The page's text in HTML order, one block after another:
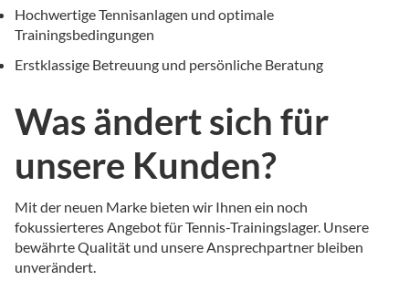
Hochwertige Tennisanlagen und optimale
Trainingsbedingungen
Erstklassige Betreuung und persönliche Beratung
Was ändert sich für
unsere Kunden?
Mit der neuen Marke bieten wir Ihnen ein noch
fokussierteres Angebot für Tennis-Trainingslager. Unsere
bewährte Qualität und unsere Ansprechpartner bleiben
unverändert.